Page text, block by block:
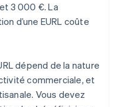
3 000 €. La
d’une EURL coûte
dépend de la nature
commerciale, et
Vous devez